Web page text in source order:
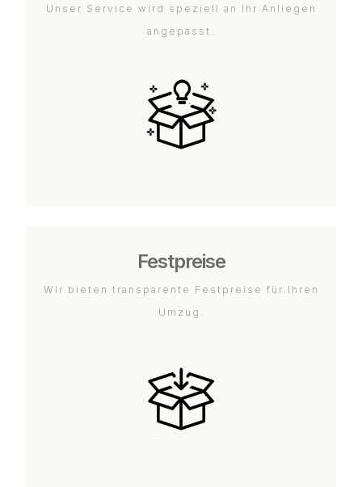
Unser Service wird speziell an Ihr Anliegen
angepasst.
Festpreise
Wir bieten transparente Festpreise für Ihren
Umzug.